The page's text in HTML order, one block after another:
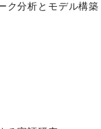
ク分析とモデル構築